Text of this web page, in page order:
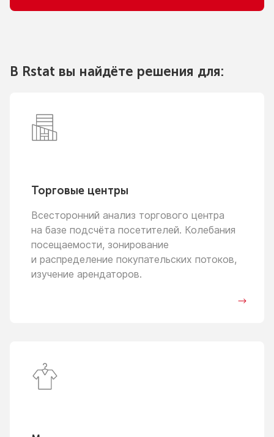
В Rstat вы найдёте решения для:
Торговые центры
Всесторонний анализ торгового центра
на базе подсчёта посетителей. Колебания
посещаемости, зонирование
и распределение покупательских потоков,
изучение арендаторов.